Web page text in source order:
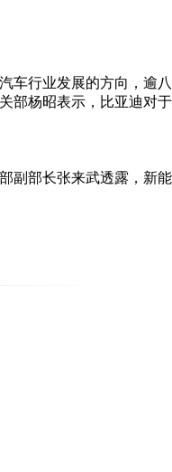
行业发展的方向，逾
部杨昭表示，比亚迪对
副部长张来武透露，新